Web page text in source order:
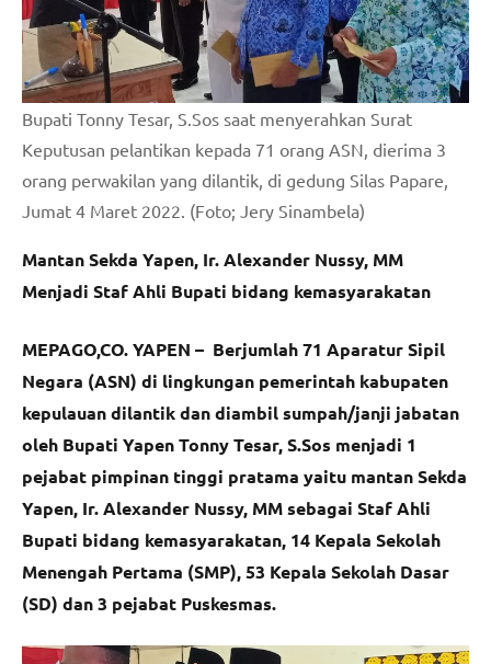
Bupati Tonny Tesar, S.Sos saat menyerahkan Surat
Keputusan pelantikan kepada 71 orang ASN, dierima 3
orang perwakilan yang dilantik, di gedung Silas Papare,
Jumat 4 Maret 2022. (Foto; Jery Sinambela)
Mantan Sekda Yapen, Ir. Alexander Nussy, MM
Menjadi Staf Ahli Bupati bidang kemasyarakatan
MEPAGO,CO. YAPEN – Berjumlah 71 Aparatur Sipil
Negara (ASN) di lingkungan pemerintah kabupaten
kepulauan dilantik dan diambil sumpah/janji jabatan
oleh Bupati Yapen Tonny Tesar, S.Sos menjadi 1
pejabat pimpinan tinggi pratama yaitu mantan Sekda
Yapen, Ir. Alexander Nussy, MM sebagai Staf Ahli
Bupati bidang kemasyarakatan, 14 Kepala Sekolah
Menengah Pertama (SMP), 53 Kepala Sekolah Dasar
(SD) dan 3 pejabat Puskesmas.